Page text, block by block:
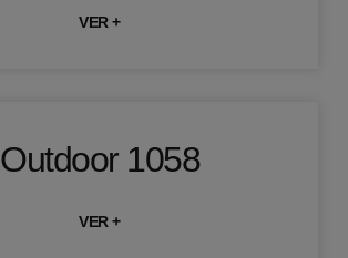
VER +
Outdoor 1058
VER +